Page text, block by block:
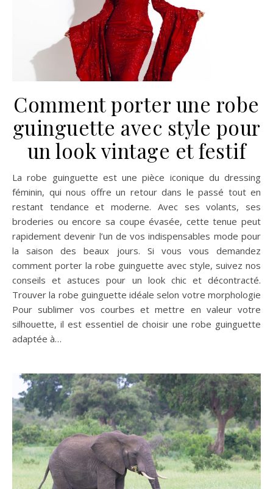
Comment porter une robe
guinguette avec style pour
un look vintage et festif
La robe guinguette est une pièce iconique du dressing
féminin, qui nous offre un retour dans le passé tout en
restant tendance et moderne. Avec ses volants, ses
broderies ou encore sa coupe évasée, cette tenue peut
rapidement devenir l’un de vos indispensables mode pour
la saison des beaux jours. Si vous vous demandez
comment porter la robe guinguette avec style, suivez nos
conseils et astuces pour un look chic et décontracté.
Trouver la robe guinguette idéale selon votre morphologie
Pour sublimer vos courbes et mettre en valeur votre
silhouette, il est essentiel de choisir une robe guinguette
adaptée à…